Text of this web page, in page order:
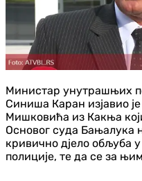
Министар унутрашњих
Синиша Каран изјавио
Мишковића из Какња
Основог суда Бањалука
кривично дјело обљуба
полиције, те да се за